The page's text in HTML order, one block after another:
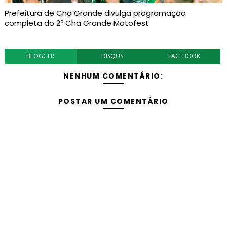
Prefeitura de Chã Grande divulga programação
completa do 2º Chã Grande Motofest
BLOGGER DISQUS FACEBOOK
NENHUM COMENTÁRIO:
POSTAR UM COMENTÁRIO